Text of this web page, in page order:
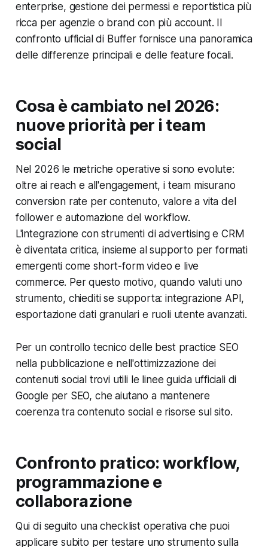
enterprise, gestione dei permessi e reportistica più
ricca per agenzie o brand con più account. Il
confronto ufficial di Buffer fornisce una panoramica
delle differenze principali e delle feature focali.
Cosa è cambiato nel 2026:
nuove priorità per i team
social
Nel 2026 le metriche operative si sono evolute:
oltre ai reach e all'engagement, i team misurano
conversion rate per contenuto, valore a vita del
follower e automazione del workflow.
L'integrazione con strumenti di advertising e CRM
è diventata critica, insieme al supporto per formati
emergenti come short-form video e live
commerce. Per questo motivo, quando valuti uno
strumento, chiediti se supporta: integrazione API,
esportazione dati granulari e ruoli utente avanzati.
Per un controllo tecnico delle best practice SEO
nella pubblicazione e nell'ottimizzazione dei
contenuti social trovi utili le linee guida ufficiali di
Google per SEO, che aiutano a mantenere
coerenza tra contenuto social e risorse sul sito.
Confronto pratico: workflow,
programmazione e
collaborazione
Qui di seguito una checklist operativa che puoi
applicare subito per testare uno strumento sulla